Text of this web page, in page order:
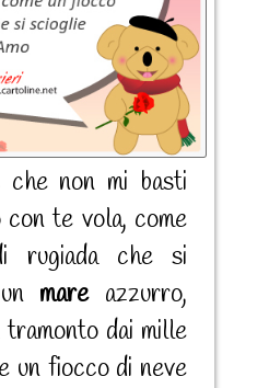
che non mi basti
con te vola, come
rugiada che si
mareazzurro,
tramonto dai mille
un fiocco di neve